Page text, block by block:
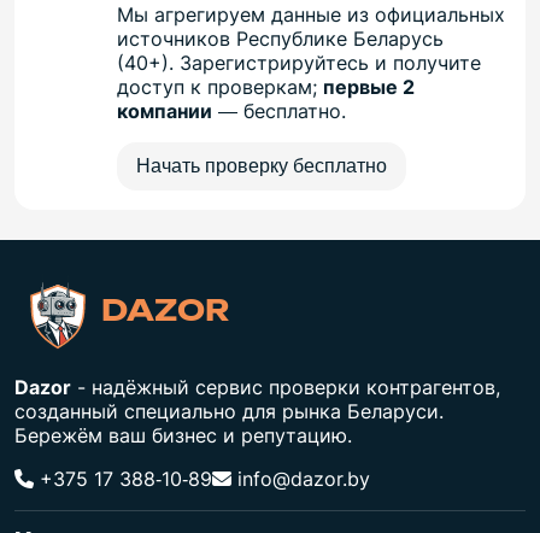
Мы агрегируем данные из официальных
источников Республике Беларусь
(40+). Зарегистрируйтесь и получите
доступ к проверкам; первые 2
компании — бесплатно.
Начать проверку бесплатно
DAZOR
Dazor - надёжный сервис проверки контрагентов,
созданный специально для рынка Беларуси.
Бережём ваш бизнес и репутацию.
+375 17 388‑10‑89
info@dazor.by